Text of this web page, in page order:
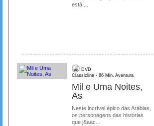
está ...
DVD
Classicline - 86 Min. Aventura
Mil e Uma Noites,
As
Neste incrível épico das Arábias,
os personagens das histórias
que j&aac...